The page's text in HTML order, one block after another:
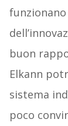
buon
Elkann
sistema
poco